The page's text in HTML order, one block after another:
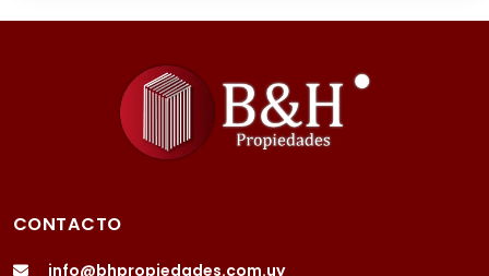
CONTACTO
info@bhpropiedades.com.uy